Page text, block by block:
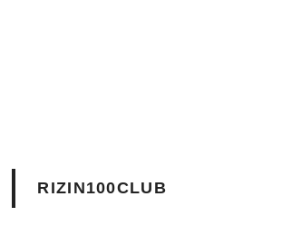
RIZIN100CLUB